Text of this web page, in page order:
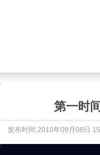
第一时
发布时间:2010年09月08日